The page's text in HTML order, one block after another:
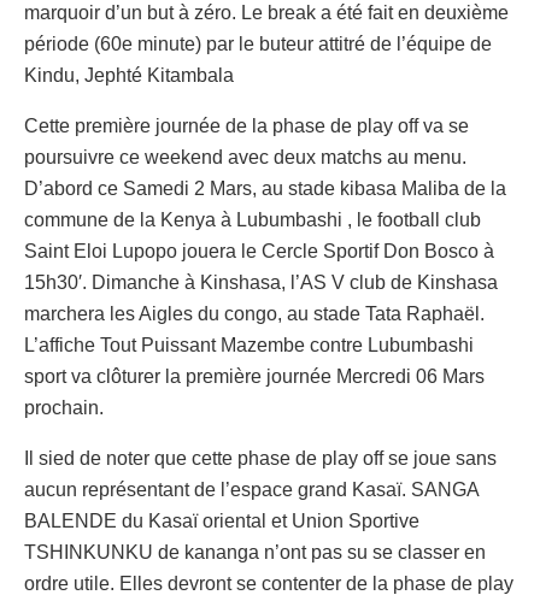
marquoir d’un but à zéro. Le break a été fait en deuxième
période (60e minute) par le buteur attitré de l’équipe de
Kindu, Jephté Kitambala
Cette première journée de la phase de play off va se
poursuivre ce weekend avec deux matchs au menu.
D’abord ce Samedi 2 Mars, au stade kibasa Maliba de la
commune de la Kenya à Lubumbashi , le football club
Saint Eloi Lupopo jouera le Cercle Sportif Don Bosco à
15h30′. Dimanche à Kinshasa, l’AS V club de Kinshasa
marchera les Aigles du congo, au stade Tata Raphaël.
L’affiche Tout Puissant Mazembe contre Lubumbashi
sport va clôturer la première journée Mercredi 06 Mars
prochain.
Il sied de noter que cette phase de play off se joue sans
aucun représentant de l’espace grand Kasaï. SANGA
BALENDE du Kasaï oriental et Union Sportive
TSHINKUNKU de kananga n’ont pas su se classer en
ordre utile. Elles devront se contenter de la phase de play